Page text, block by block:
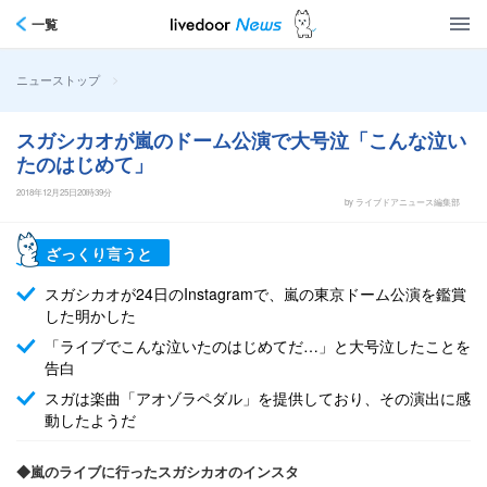
一覧
ニューストップ >
スガシカオが嵐のドーム公演で大号泣「こんな泣い
たのはじめて」
2018年12月25日20時39分
by ライブドアニュース編集部
ざっくり言うと
スガシカオが24日のInstagramで、嵐の東京ドーム公演を鑑賞
した明かした
「ライブでこんな泣いたのはじめてだ…」と大号泣したことを
告白
スガは楽曲「アオゾラペダル」を提供しており、その演出に感
動したようだ
◆嵐のライブに行ったスガシカオのインスタ